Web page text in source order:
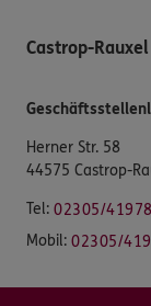
Castrop-Rauxel
Herner Str. 58
44575 Castrop-
Tel: 02305/
Mobil: 02305/